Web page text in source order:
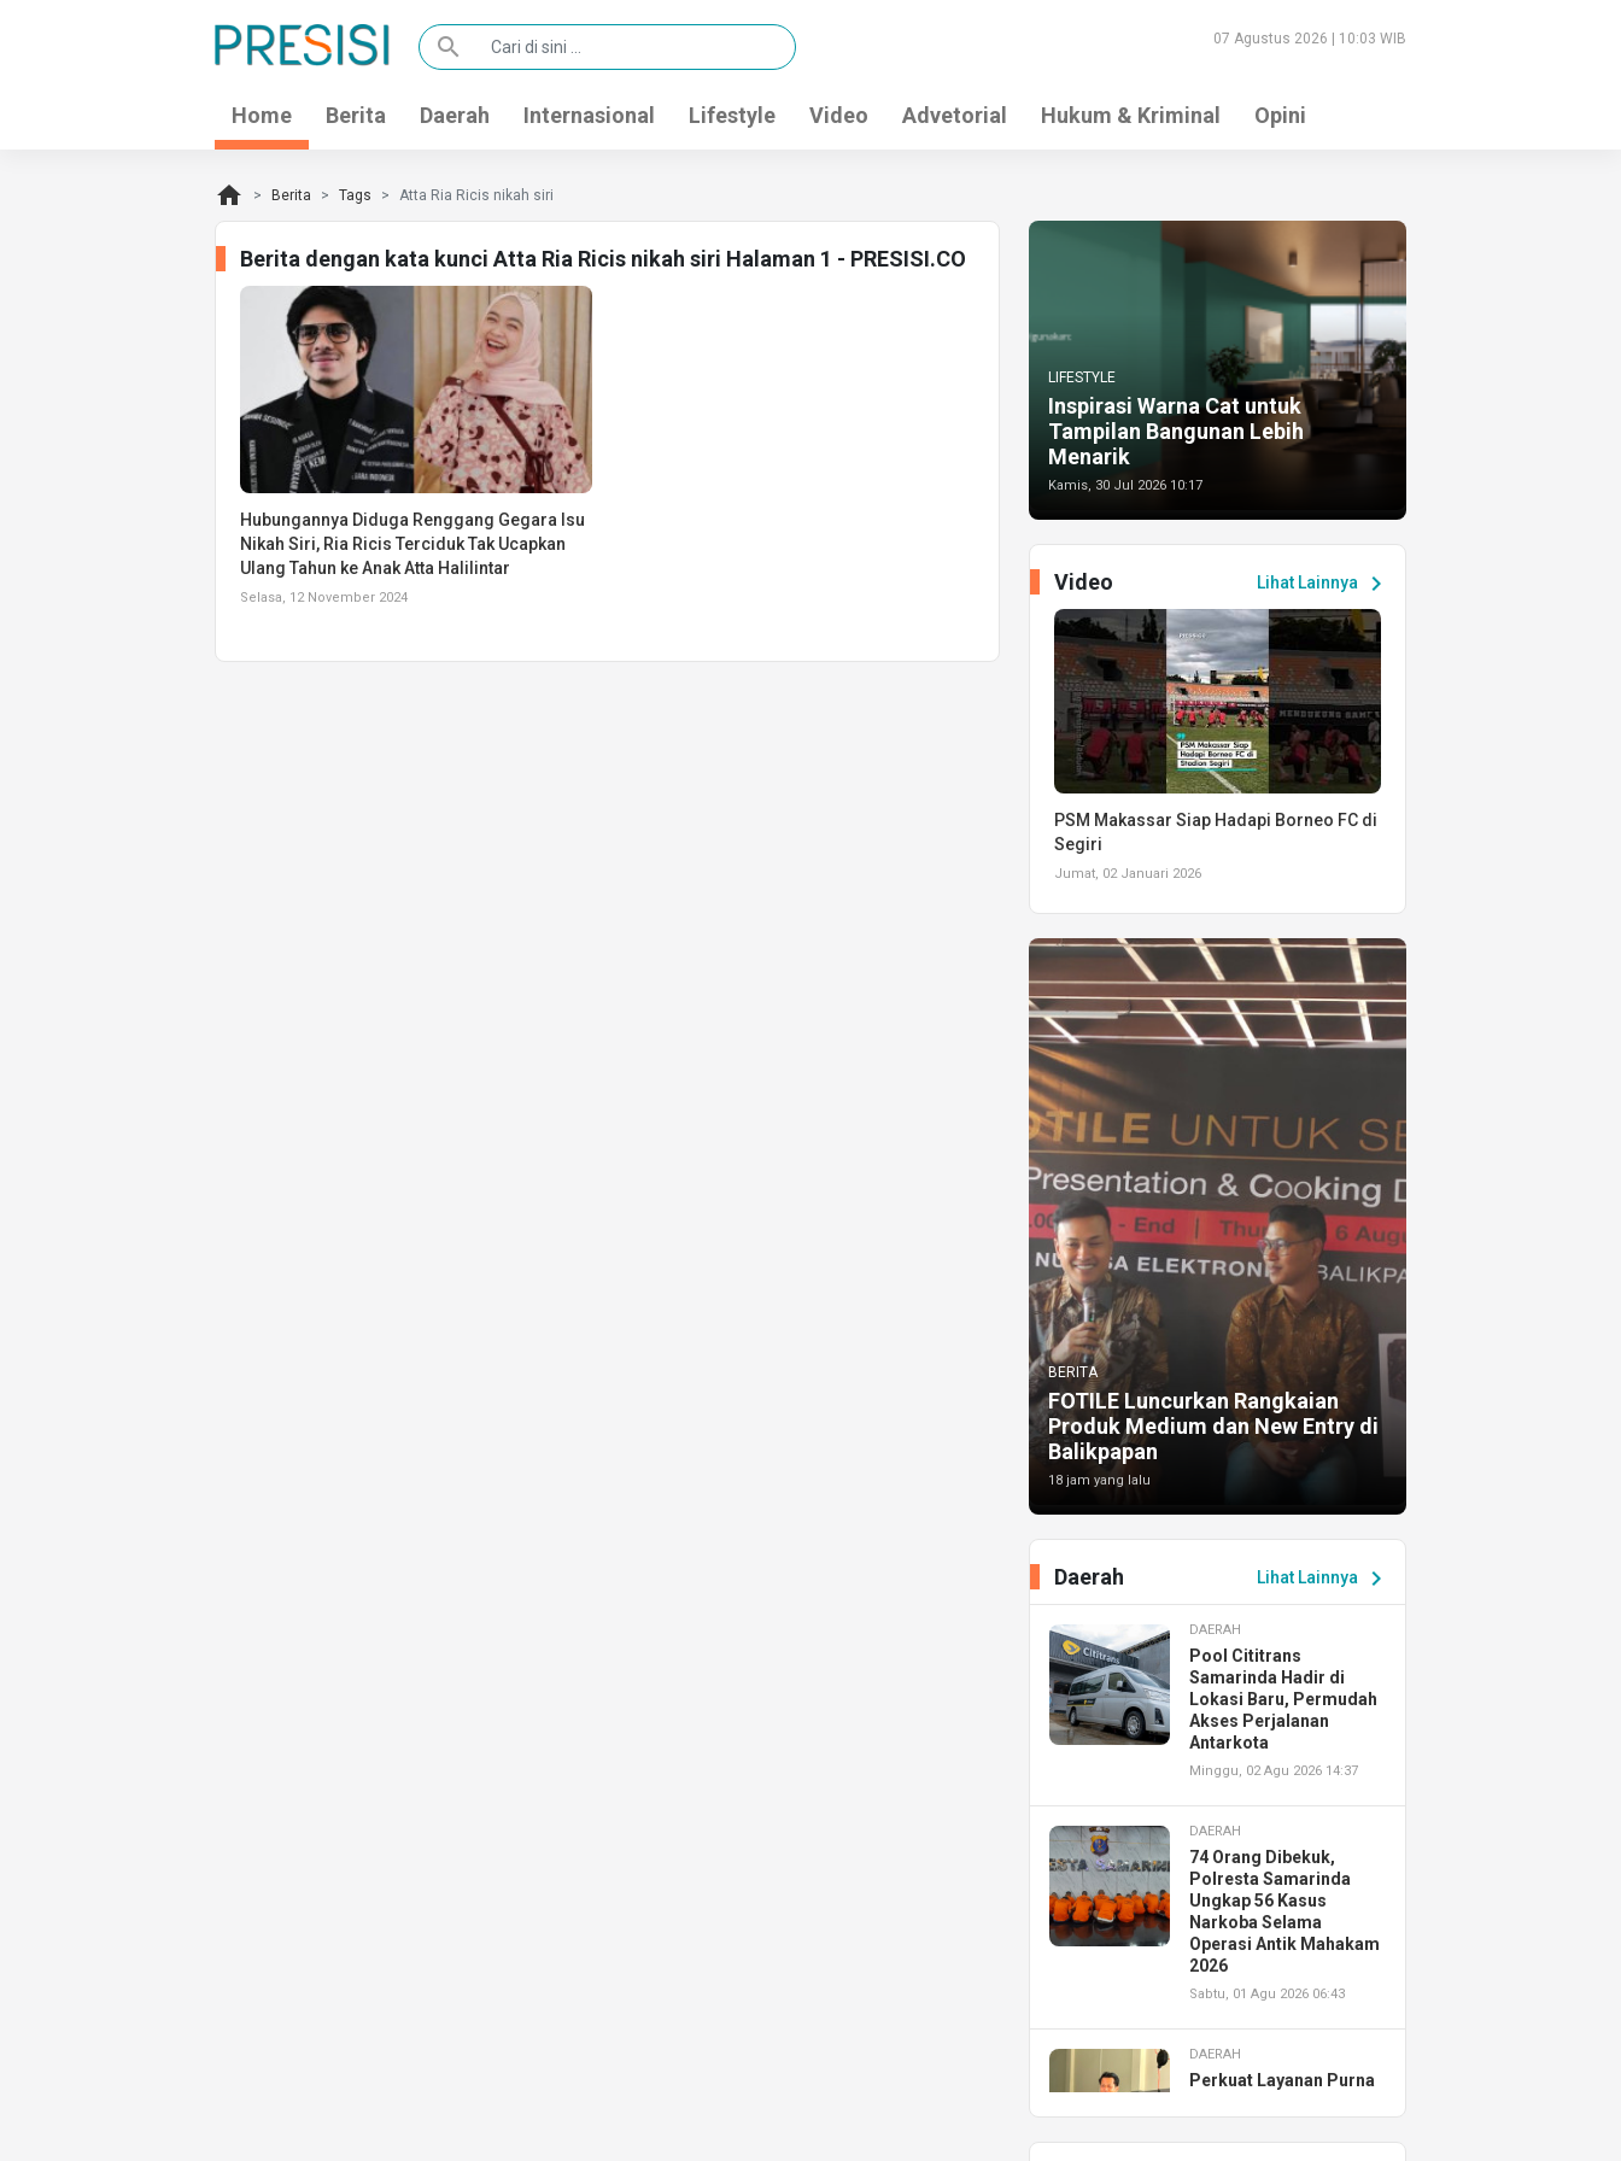
search 07 Agustus 2026 | 10:03 WIB
Home Berita Daerah Internasional Lifestyle Video Advetorial Hukum & Kriminal Opini
home Berita Tags Atta Ria Ricis nikah siri
Berita dengan kata kunci Atta Ria Ricis nikah siri Halaman 1 - PRESISI.CO
Hubungannya Diduga Renggang Gegara Isu
Nikah Siri, Ria Ricis Terciduk Tak Ucapkan
Ulang Tahun ke Anak Atta Halilintar
Selasa, 12 November 2024
LIFESTYLE
Inspirasi Warna Cat untuk
Tampilan Bangunan Lebih
Menarik
Kamis, 30 Jul 2026 10:17
Lihat Lainnya chevron_right
Video
PSM Makassar Siap Hadapi Borneo FC di
Segiri
Jumat, 02 Januari 2026
BERITA
FOTILE Luncurkan Rangkaian
Produk Medium dan New Entry di
Balikpapan
18 jam yang lalu
Lihat Lainnya chevron_right
Daerah
DAERAH
Pool Cititrans
Samarinda Hadir di
Lokasi Baru, Permudah
Akses Perjalanan
Antarkota
Minggu, 02 Agu 2026 14:37
DAERAH
74 Orang Dibekuk,
Polresta Samarinda
Ungkap 56 Kasus
Narkoba Selama
Operasi Antik Mahakam
2026
Sabtu, 01 Agu 2026 06:43
DAERAH
Perkuat Layanan Purna
Resmikan AHASS